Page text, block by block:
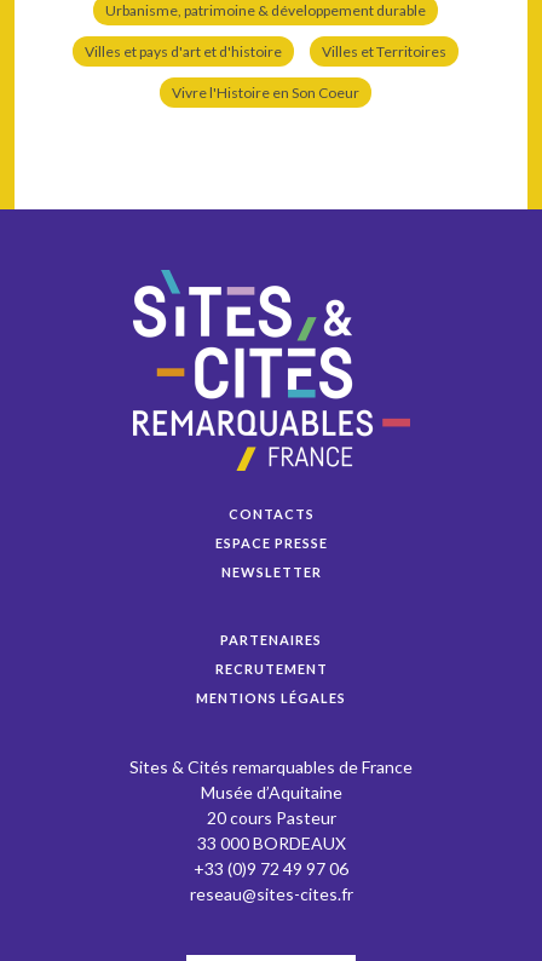
Urbanisme, patrimoine & développement durable
Villes et pays d'art et d'histoire Villes et Territoires
Vivre l'Histoire en Son Coeur
CONTACTS
ESPACE PRESSE
NEWSLETTER
PARTENAIRES
RECRUTEMENT
MENTIONS LÉGALES
Sites & Cités remarquables de France
Musée d’Aquitaine
20 cours Pasteur
33 000 BORDEAUX
+33 (0)9 72 49 97 06
reseau@sites-cites.fr